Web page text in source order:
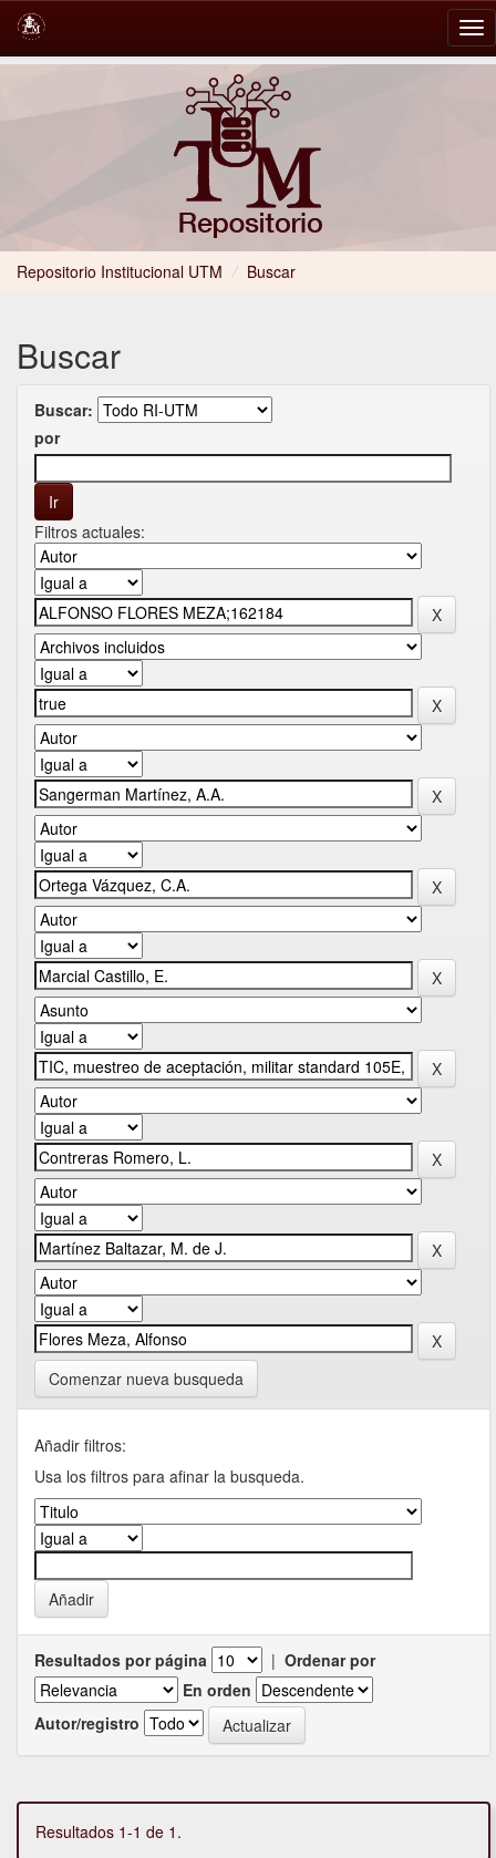
Repositorio Institucional UTM / Buscar
Buscar
Buscar:
por
Filtros actuales:
Comenzar nueva busqueda
Añadir filtros:
Usa los filtros para afinar la busqueda.
Resultados por página | Ordenar por
En orden
Autor/registro
Resultados 1-1 de 1.